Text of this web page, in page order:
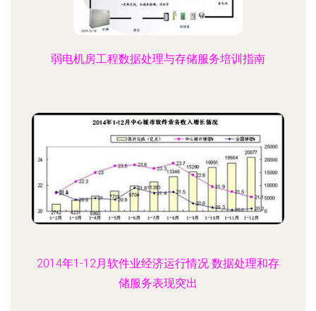
弱电机房工程数据处理与存储服务培训指南
2014年1-12月软件业经济运行情况 数据处理和存
储服务表现突出